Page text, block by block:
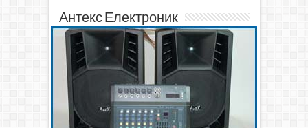
Антекс Електроник